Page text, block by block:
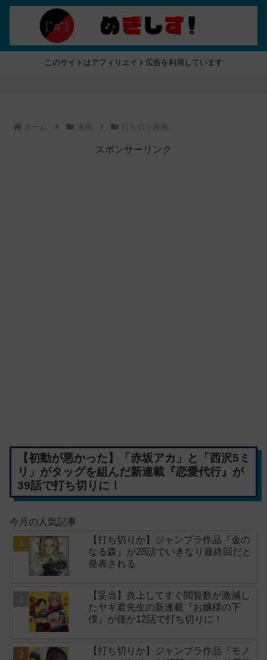
このサイトはアフィリエイト広告を利用しています
ホーム 漫画 打ち切り漫画
スポンサーリンク
【初動が悪かった】「赤坂アカ」と「西沢5ミ
リ」がタッグを組んだ新連載『恋愛代行』が
39話で打ち切りに！
今月の人気記事
【打ち切りか】ジャンプラ作品『金の
なる森』が28話でいきなり最終回だと
発表される
【妥当】炎上してすぐ閲覧数が激減し
たヤギ君先生の新連載『お嬢様の下
僕』が僅か12話で打ち切りに！
【打ち切りか】ジャンプラ作品『モノ